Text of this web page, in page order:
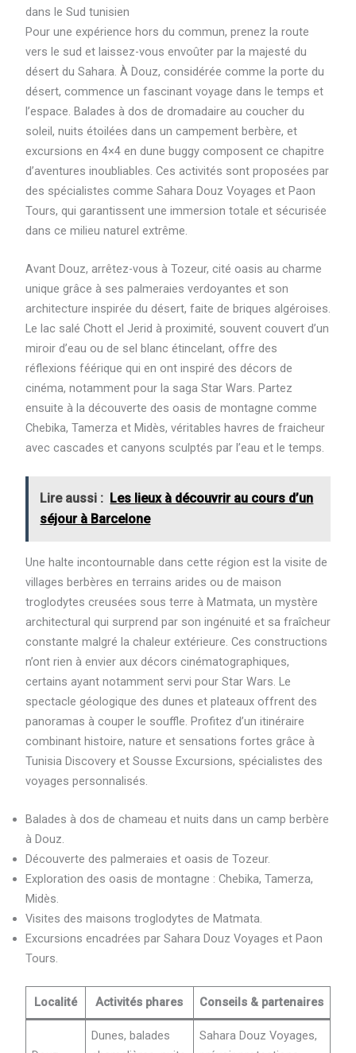
dans le Sud tunisien
Pour une expérience hors du commun, prenez la route
vers le sud et laissez-vous envoûter par la majesté du
désert du Sahara. À Douz, considérée comme la porte du
désert, commence un fascinant voyage dans le temps et
l’espace. Balades à dos de dromadaire au coucher du
soleil, nuits étoilées dans un campement berbère, et
excursions en 4×4 en dune buggy composent ce chapitre
d’aventures inoubliables. Ces activités sont proposées par
des spécialistes comme Sahara Douz Voyages et Paon
Tours, qui garantissent une immersion totale et sécurisée
dans ce milieu naturel extrême.
Avant Douz, arrêtez-vous à Tozeur, cité oasis au charme
unique grâce à ses palmeraies verdoyantes et son
architecture inspirée du désert, faite de briques algéroises.
Le lac salé Chott el Jerid à proximité, souvent couvert d’un
miroir d’eau ou de sel blanc étincelant, offre des
réflexions féérique qui en ont inspiré des décors de
cinéma, notamment pour la saga Star Wars. Partez
ensuite à la découverte des oasis de montagne comme
Chebika, Tamerza et Midès, véritables havres de fraicheur
avec cascades et canyons sculptés par l’eau et le temps.
Lire aussi : Les lieux à découvrir au cours d’un
séjour à Barcelone
Une halte incontournable dans cette région est la visite de
villages berbères en terrains arides ou de maison
troglodytes creusées sous terre à Matmata, un mystère
architectural qui surprend par son ingénuité et sa fraîcheur
constante malgré la chaleur extérieure. Ces constructions
n’ont rien à envier aux décors cinématographiques,
certains ayant notamment servi pour Star Wars. Le
spectacle géologique des dunes et plateaux offrent des
panoramas à couper le souffle. Profitez d’un itinéraire
combinant histoire, nature et sensations fortes grâce à
Tunisia Discovery et Sousse Excursions, spécialistes des
voyages personnalisés.
Balades à dos de chameau et nuits dans un camp berbère
à Douz.
Découverte des palmeraies et oasis de Tozeur.
Exploration des oasis de montagne : Chebika, Tamerza,
Midès.
Visites des maisons troglodytes de Matmata.
Excursions encadrées par Sahara Douz Voyages et Paon
Tours.
Localité Activités phares Conseils & partenaires
Dunes, balades
Sahara Douz Voyages,